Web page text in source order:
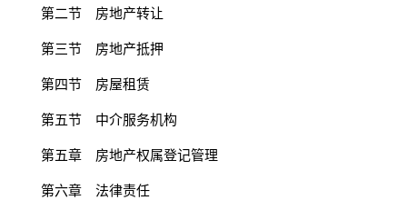
第二节 房地产转让
第三节 房地产抵押
第四节 房屋租赁
第五节 中介服务机构
第五章 房地产权属登记管理
第六章 法律责任